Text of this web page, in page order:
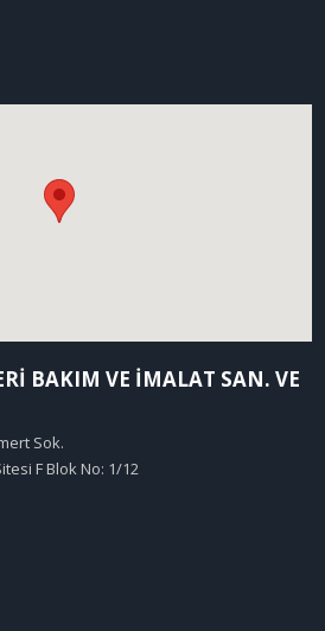
BAKIM VE İMALAT SAN. VE
Sok.
F Blok No: 1/12